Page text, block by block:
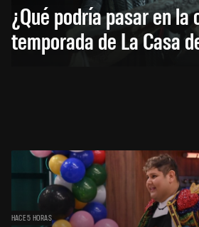
¿Qué podría pasar en la
temporada de La Casa
HACE 5 HORAS